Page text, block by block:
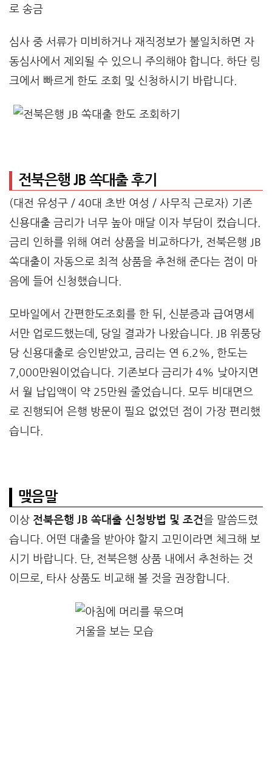
로 송금
심사 중 서류가 미비하거나 재직정보가 불일치하면 자
동심사에서 제외될 수 있으니 주의해야 합니다. 하단 링
크에서 빠르게 한도 조회 및 신청하시기 바랍니다.
전북은행 JB 쏙대출 후기
(대전 유성구 / 40대 초반 여성 / 사무직 근로자) 기존
신용대출 금리가 너무 높아 매달 이자 부담이 컸습니다.
금리 인하를 위해 여러 상품을 비교하다가, 전북은행 JB
쏙대출이 자동으로 최적 상품을 추천해 준다는 점이 마
음에 들어 신청했습니다.
모바일에서 간편한도조회를 한 뒤, 신분증과 급여명세
서만 업로드했는데, 당일 결과가 나왔습니다. JB 위풍당
당 신용대출로 승인받았고, 금리는 연 6.2%, 한도는
7,000만원이었습니다. 기존보다 금리가 4% 낮아지면
서 월 납입액이 약 25만원 줄었습니다. 모두 비대면으
로 진행되어 은행 방문이 필요 없었던 점이 가장 편리했
습니다.
맺음말
이상 전북은행 JB 쏙대출 신청방법 및 조건을 말씀드렸
습니다. 어떤 대출을 받아야 할지 고민이라면 체크해 보
시기 바랍니다. 단, 전북은행 상품 내에서 추천하는 것
이므로, 타사 상품도 비교해 볼 것을 권장합니다.